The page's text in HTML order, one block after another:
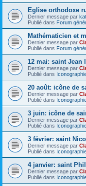
Eglise orthodoxe
Dernier message par
Publié dans Forum
Mathématicien et
Dernier message par
Publié dans Forum
12 mai: saint Jean
Dernier message par
Publié dans
20 août: icône de
Dernier message par
Publié dans
3 juin: icône de
Dernier message par
Publié dans
3 février: saint
Dernier message par
Publié dans
4 janvier: saint
Dernier message par
Publié dans